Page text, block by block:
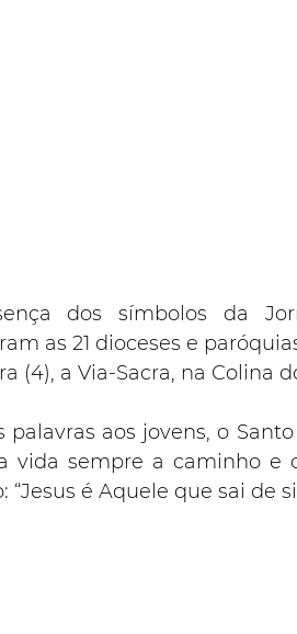
dos símbolos da
as 21 dioceses e
(4), a Via-Sacra, na Colina
palavras aos jovens, o
vida sempre a caminho e
“Jesus é Aquele que sai